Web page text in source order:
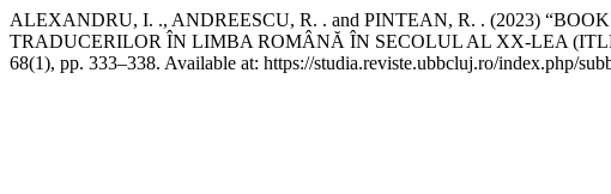
ALEXANDRU, I. ., ANDREESCU, R. . and PINTEAN, R. . (2023)
TRADUCERILOR ÎN LIMBA ROMÂNĂ ÎN SECOLUL AL XX-LEA
68(1), pp. 333–338. Available at: https://studia.reviste.ubbcluj.ro/index.php/